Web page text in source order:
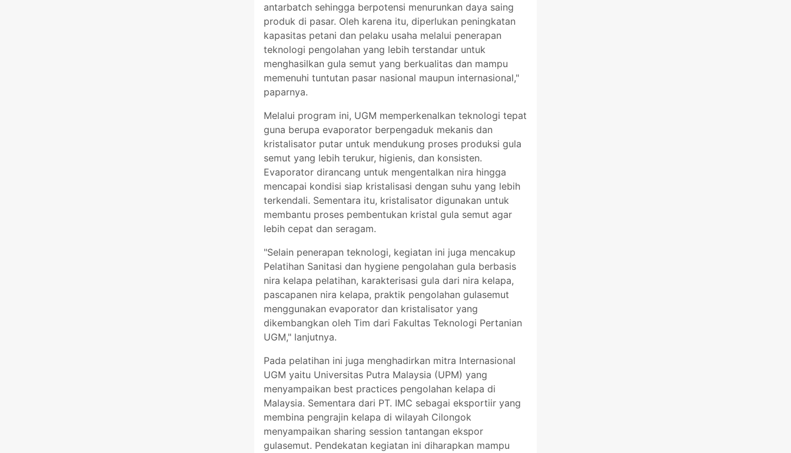
antarbatch sehingga berpotensi menurunkan daya saing
produk di pasar. Oleh karena itu, diperlukan peningkatan
kapasitas petani dan pelaku usaha melalui penerapan
teknologi pengolahan yang lebih terstandar untuk
menghasilkan gula semut yang berkualitas dan mampu
memenuhi tuntutan pasar nasional maupun internasional,"
paparnya.
Melalui program ini, UGM memperkenalkan teknologi tepat
guna berupa evaporator berpengaduk mekanis dan
kristalisator putar untuk mendukung proses produksi gula
semut yang lebih terukur, higienis, dan konsisten.
Evaporator dirancang untuk mengentalkan nira hingga
mencapai kondisi siap kristalisasi dengan suhu yang lebih
terkendali. Sementara itu, kristalisator digunakan untuk
membantu proses pembentukan kristal gula semut agar
lebih cepat dan seragam.
"Selain penerapan teknologi, kegiatan ini juga mencakup
Pelatihan Sanitasi dan hygiene pengolahan gula berbasis
nira kelapa pelatihan, karakterisasi gula dari nira kelapa,
pascapanen nira kelapa, praktik pengolahan gulasemut
menggunakan evaporator dan kristalisator yang
dikembangkan oleh Tim dari Fakultas Teknologi Pertanian
UGM," lanjutnya.
Pada pelatihan ini juga menghadirkan mitra Internasional
UGM yaitu Universitas Putra Malaysia (UPM) yang
menyampaikan best practices pengolahan kelapa di
Malaysia. Sementara dari PT. IMC sebagai eksportiir yang
membina pengrajin kelapa di wilayah Cilongok
menyampaikan sharing session tantangan ekspor
gulasemut. Pendekatan kegiatan ini diharapkan mampu